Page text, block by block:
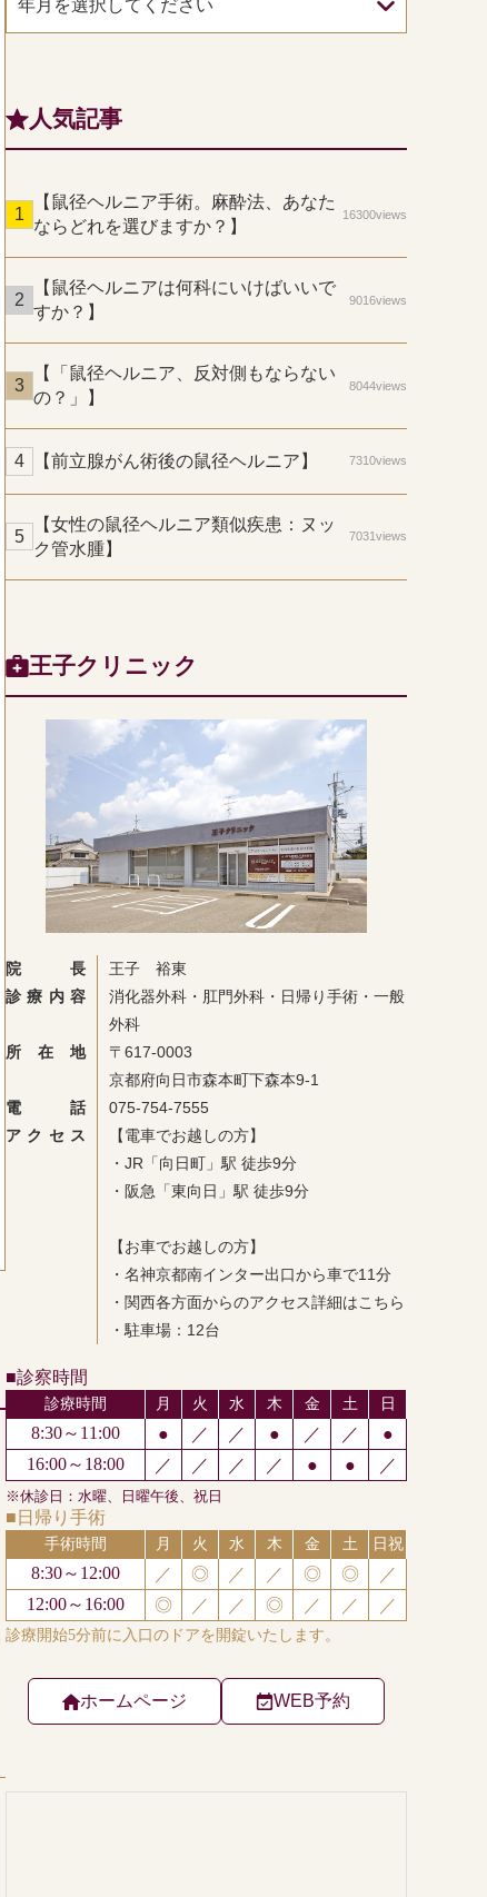
年月を選択してください
人気記事
【鼠径ヘルニア手術。麻酔法、あなた
ならどれを選びますか？】
16300views
【鼠径ヘルニアは何科にいけばいいで
すか？】
9016views
【「鼠径ヘルニア、反対側もならない
の？」】
8044views
【前立腺がん術後の鼠径ヘルニア】 7310views
【女性の鼠径ヘルニア類似疾患：ヌッ
ク管水腫】
7031views
王子クリニック
院長
王子 裕東
診療内容
消化器外科・肛門外科・日帰り手術・一般
外科
所在地
〒617-0003
京都府向日市森本町下森本9-1
電話
075-754-7555
アクセス
【電車でお越しの方】
・JR「向日町」駅 徒歩9分
・阪急「東向日」駅 徒歩9分
【お車でお越しの方】
・名神京都南インター出口から車で11分
・関西各方面からのアクセス詳細はこちら
・駐車場：12台
ホームページ WEB予約